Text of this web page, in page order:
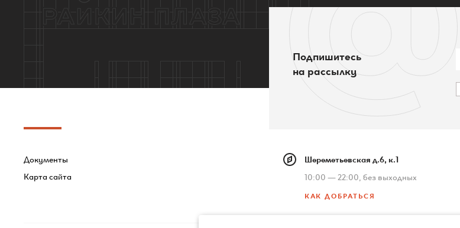
Подпишитесь
на рассылку
Документы
Карта сайта
Шереметьевская д.6, к.1
10:00 — 22:00, без выходных
КАК ДОБРАТЬСЯ